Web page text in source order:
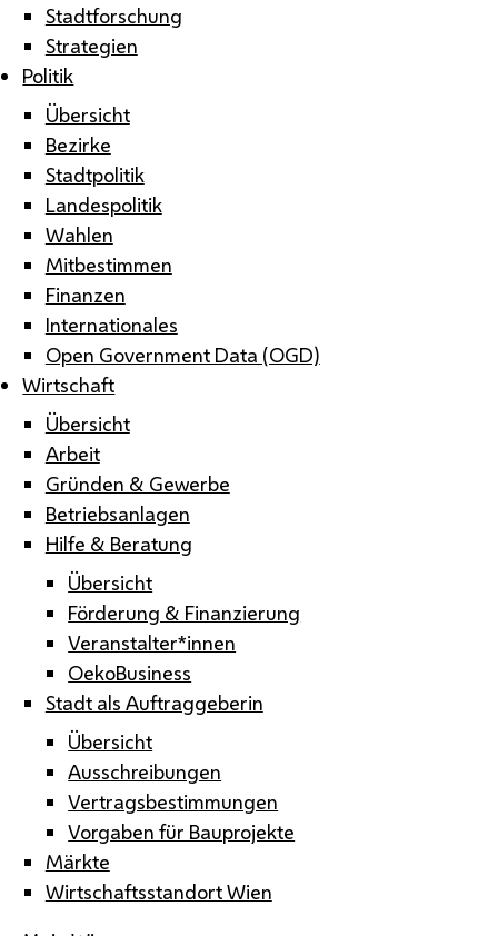
Stadtforschung
Strategien
Politik
Übersicht
Bezirke
Stadtpolitik
Landespolitik
Wahlen
Mitbestimmen
Finanzen
Internationales
Open Government Data (OGD)
Wirtschaft
Übersicht
Arbeit
Gründen & Gewerbe
Betriebsanlagen
Hilfe & Beratung
Übersicht
Förderung & Finanzierung
Veranstalter*innen
OekoBusiness
Stadt als Auftraggeberin
Übersicht
Ausschreibungen
Vertragsbestimmungen
Vorgaben für Bauprojekte
Märkte
Wirtschaftsstandort Wien